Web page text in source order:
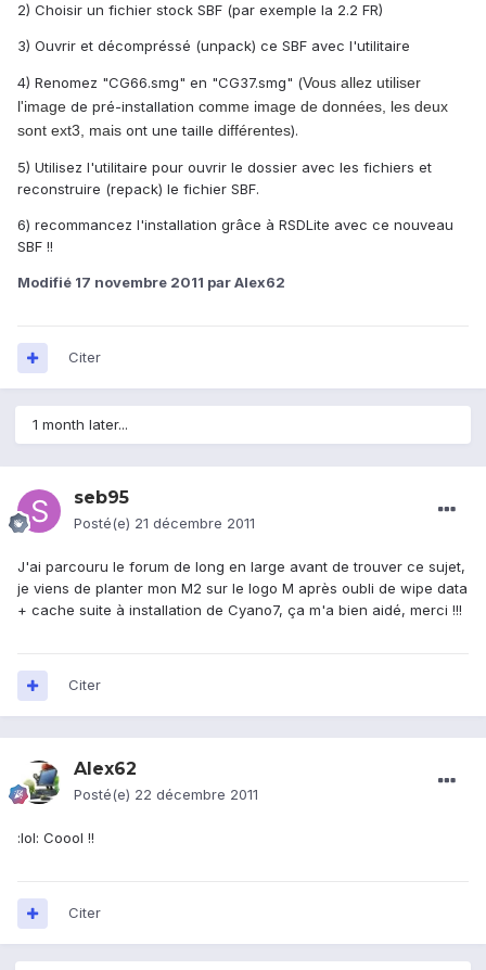
2) Choisir un fichier stock SBF (par exemple la 2.2 FR)
3) Ouvrir et décompréssé (unpack) ce SBF avec l'utilitaire
4) Renomez "CG66.smg" en "CG37.smg" (Vous allez utiliser
l'image de pré-installation comme image de données, les deux
sont ext3, mais ont une taille différentes).
5) Utilisez l'utilitaire pour ouvrir le dossier avec les fichiers et
reconstruire (repack) le fichier SBF.
6) recommancez l'installation grâce à RSDLite avec ce nouveau
SBF !!
Modifié 17 novembre 2011 par Alex62
Citer
1 month later...
seb95
Posté(e) 21 décembre 2011
J'ai parcouru le forum de long en large avant de trouver ce sujet,
je viens de planter mon M2 sur le logo M après oubli de wipe data
+ cache suite à installation de Cyano7, ça m'a bien aidé, merci !!!
Citer
Alex62
Posté(e) 22 décembre 2011
:lol: Coool !!
Citer